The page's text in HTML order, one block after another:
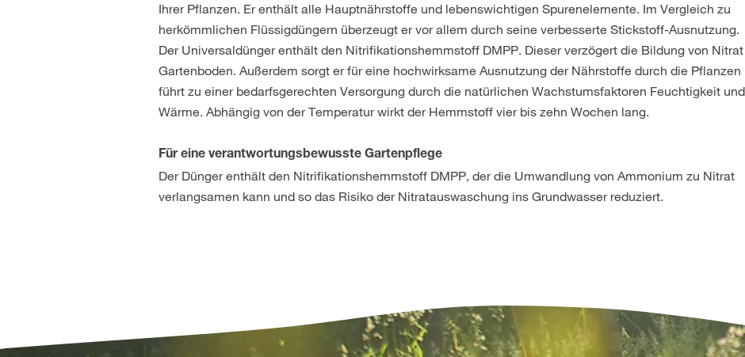
Ihrer Pflanzen. Er enthält alle Hauptnährstoffe und lebenswichtigen Spurenelemente. Im Vergleich zu
herkömmlichen Flüssigdüngern überzeugt er vor allem durch seine verbesserte Stickstoff-Ausnutzung.
Der Universaldünger enthält den Nitrifikationshemmstoff DMPP. Dieser verzögert die Bildung von
Gartenboden. Außerdem sorgt er für eine hochwirksame Ausnutzung der Nährstoffe durch die Pflanzen
führt zu einer bedarfsgerechten Versorgung durch die natürlichen Wachstumsfaktoren Feuchtigkeit und
Wärme. Abhängig von der Temperatur wirkt der Hemmstoff vier bis zehn Wochen lang.
Für eine verantwortungsbewusste Gartenpflege
Der Dünger enthält den Nitrifikationshemmstoff DMPP, der die Umwandlung von Ammonium zu Nitrat
verlangsamen kann und so das Risiko der Nitratauswaschung ins Grundwasser reduziert.